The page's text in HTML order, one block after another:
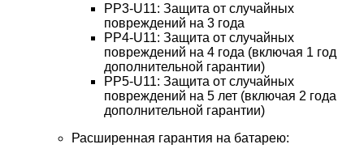
PP3-U11: Защита от случайных
повреждений на 3 года
PP4-U11: Защита от случайных
повреждений на 4 года (включая 1 год
дополнительной гарантии)
PP5-U11: Защита от случайных
повреждений на 5 лет (включая 2 года
дополнительной гарантии)
Расширенная гарантия на батарею: